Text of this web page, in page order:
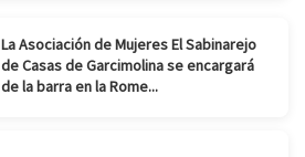
La Asociación de Mujeres El Sabinarejo
de Casas de Garcimolina se encargará
de la barra en la Rome...